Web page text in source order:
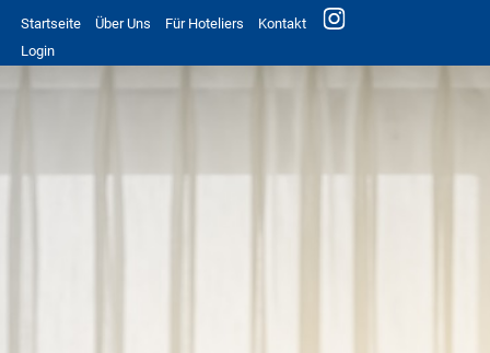
Startseite Über Uns Für Hoteliers
Kontakt
Login